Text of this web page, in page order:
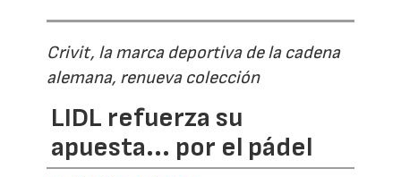
Crivit, la marca deportiva de la cadena
alemana, renueva colección
LIDL refuerza su
apuesta... por el pádel